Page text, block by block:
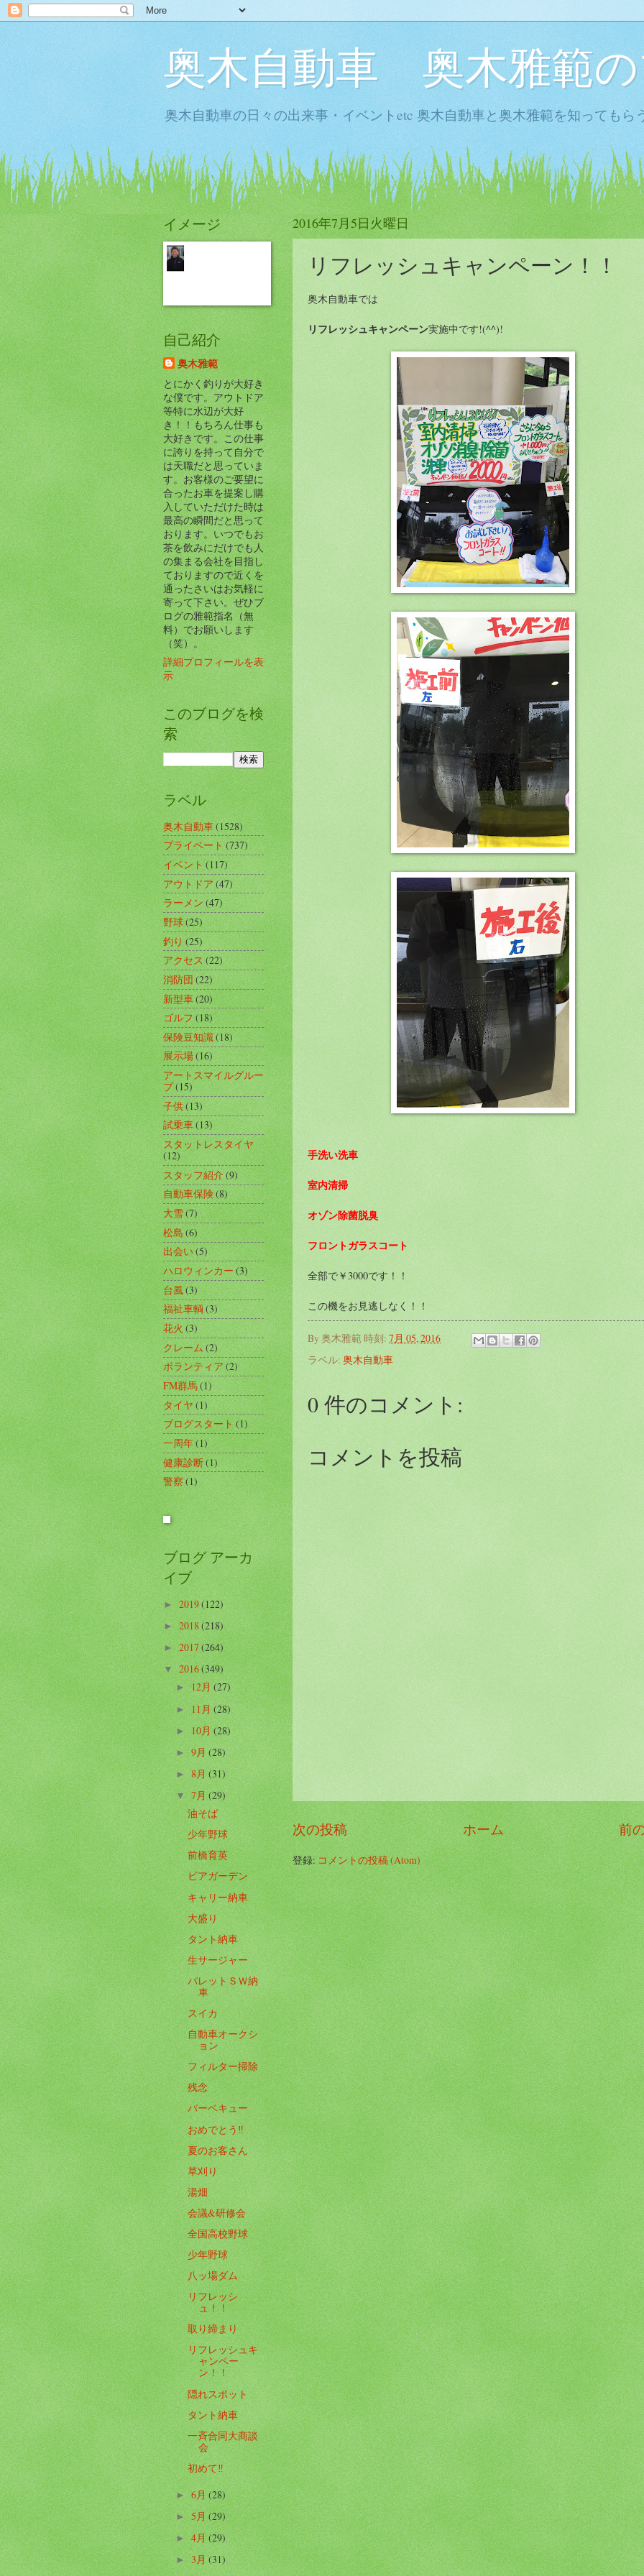
奥木自動車 奥木雅範
奥木自動車の日々の出来事・イベントetc 奥木自動車と奥木雅範を知ってもら
2016年7月5日火曜日
リフレッシュキャンペーン！！
奥木自動車では
リフレッシュキャンペーン実施中です!(^^)!
手洗い洗車
室内清掃
オゾン除菌脱臭
フロントガラスコート
全部で￥3000です！！
この機をお見逃しなく！！
By奥木雅範 時刻: 7月 05, 2016
ラベル: 奥木自動車
0 件のコメント:
コメントを投稿
次の投稿 前
ホーム
登録:コメントの投稿 (Atom)
イメージ
自己紹介
奥木雅範
とにかく釣りが大好き
な僕です。アウトドア
等特に水辺が大好
き！！もちろん仕事も
大好きです。この仕事
に誇りを持って自分で
は天職だと思っていま
す。お客様のご要望に
合ったお車を提案し購
入していただけた時は
最高の瞬間だと思って
おります。いつでもお
茶を飲みにだけでも人
の集まる会社を目指し
ておりますので近くを
通ったさいはお気軽に
寄って下さい。ぜひブ
ログの雅範指名（無
料）でお願いします
（笑）。
詳細プロフィールを表
示
このブログを検
索
ラベル
奥木自動車(1528)
プライベート(737)
イベント(117)
アウトドア(47)
ラーメン(47)
野球(25)
釣り(25)
アクセス(22)
消防団(22)
新型車(20)
ゴルフ(18)
保険豆知識(18)
展示場(16)
アートスマイルグルー
プ(15)
子供(13)
試乗車(13)
スタットレスタイヤ
(12)
スタッフ紹介(9)
自動車保険(8)
大雪(7)
松島 (6)
出会い(5)
ハロウィンカー(3)
台風(3)
福祉車輌(3)
花火(3)
クレーム(2)
ボランティア(2)
FM群馬(1)
タイヤ(1)
ブログスタート(1)
一周年(1)
健康診断(1)
警察(1)
ブログ アーカ
イブ
►2019(122)
► 2018(218)
►2017(264)
▼2016(349)
►12月(27)
►11月(28)
► 10月(28)
►9月(28)
►8月(31)
▼7月(29)
油そば
少年野球
前橋育英
ビアガーデン
キャリー納車
大盛り
タント納車
生サージャー
パレットＳＷ納
車
スイカ
自動車オークシ
ョン
フィルター掃除
残念
バーベキュー
おめでとう‼️
夏のお客さん
草刈り
湯畑
会議&研修会
全国高校野球
少年野球
八ッ場ダム
リフレッシ
ュ！！
取り締まり
リフレッシュキ
ャンペー
ン！！
隠れスポット
タント納車
一斉合同大商談
会
初めて‼️
►6月(28)
►5月(29)
►4月(29)
►3月(31)